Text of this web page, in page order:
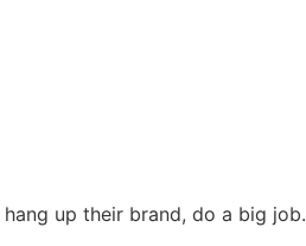
up their brand, do a big job.